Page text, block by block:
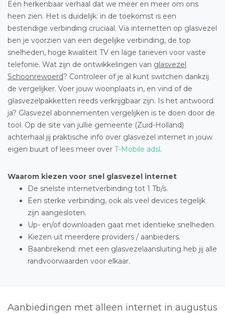
Een herkenbaar verhaal dat we meer en meer om ons
heen zien. Het is duidelijk: in de toekomst is een
bestendige verbinding cruciaal. Via internetten op glasvezel
ben je voorzien van een degelijke verbinding, de top
snelheden, hoge kwaliteit TV en lage tarieven voor vaste
telefonie. Wat zijn de ontwikkelingen van glasvezel
Schoonrewoerd? Controleer of je al kunt switchen dankzij
de vergelijker. Voer jouw woonplaats in, en vind of de
glasvezelpakketten reeds verkrijgbaar zijn. Is het antwoord
ja? Glasvezel abonnementen vergelijken is te doen door de
tool. Op de site van jullie gemeente (Zuid-Holland)
achterhaal jij praktische info over glasvezel internet in jouw
eigen buurt of lees meer over T-Mobile adsl.
Waarom kiezen voor snel glasvezel internet
De snelste internetverbinding tot 1 Tb/s.
Een sterke verbinding, ook als veel devices tegelijk
zijn aangesloten.
Up- en/of downloaden gaat met identieke snelheden.
Kiezen uit meerdere providers / aanbieders.
Baanbrekend: met een glasvezelaansluiting heb jij alle
randvoorwaarden voor elkaar.
Aanbiedingen met alleen internet in augustus